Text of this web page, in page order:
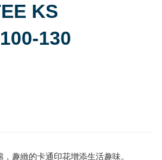
KS
130
趣緻的卡通印花增添生活趣味。